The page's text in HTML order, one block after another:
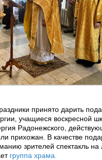
принято дарить
учащиеся воскресной
Радонежского,
прихожан. В качестве
зрителей спектакль на
группа храма.